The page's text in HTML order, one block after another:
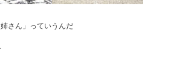
さん」っていうんだ